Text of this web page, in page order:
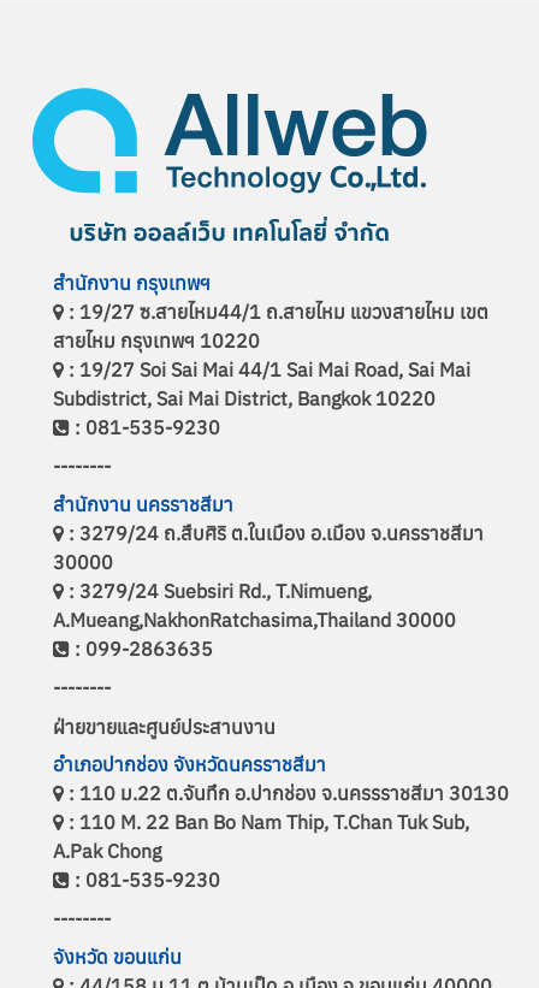
สำนักงาน กรุงเทพฯ
: 19/27 ซ.สายไหม44/1 ถ.สายไหม แขวงสายไหม เขต
สายไหม กรุงเทพฯ 10220
: 19/27 Soi Sai Mai 44/1 Sai Mai Road, Sai Mai
Subdistrict, Sai Mai District, Bangkok 10220
: 081-535-9230
--------
สำนักงาน นครราชสีมา
: 3279/24 ถ.สืบศิริ ต.ในเมือง อ.เมือง จ.นครราชสีมา
30000
: 3279/24 Suebsiri Rd., T.Nimueng,
A.Mueang,NakhonRatchasima,Thailand 30000
: 099-2863635
--------
ฝ่ายขายและศูนย์ประสานงาน
อำเภอปากช่อง จังหวัดนครราชสีมา
: 110 ม.22 ต.จันทึก อ.ปากช่อง จ.นครรราชสีมา 30130
: 110 M. 22 Ban Bo Nam Thip, T.Chan Tuk Sub,
A.Pak Chong
: 081-535-9230
--------
จังหวัด ขอนแก่น